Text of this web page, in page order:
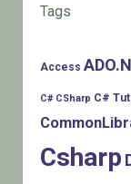
Tags
Access
C# CSharp C#
Csharp